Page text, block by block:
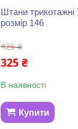
Штани
розмір 146
425 ₴
325 ₴
В наявності
Купити